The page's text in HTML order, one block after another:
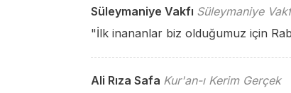
Süleymaniye Vakfı Süleymaniye
"İlk inananlar biz olduğumuz için
Ali Rıza Safa Kur'an-ı Kerim Gerçek